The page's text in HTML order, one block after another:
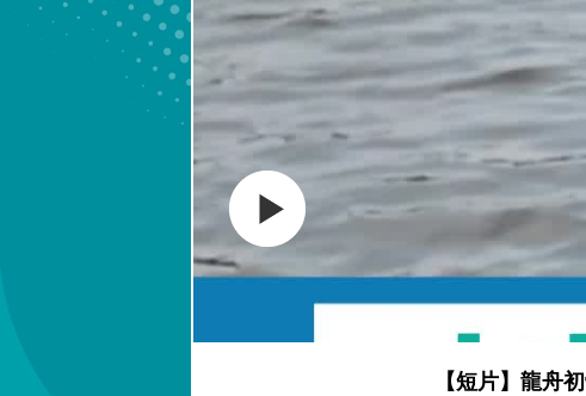
【短片】龍舟